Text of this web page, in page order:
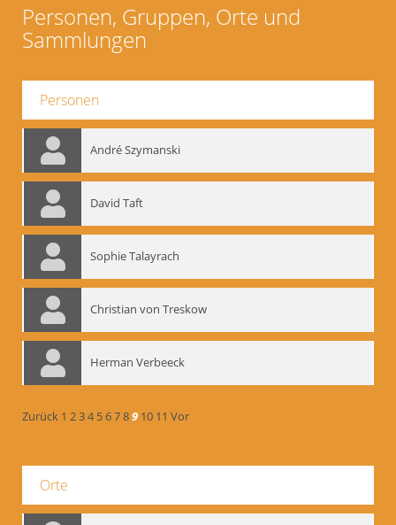
Personen, Gruppen, Orte und
Sammlungen
Personen
André Szymanski
David Taft
Sophie Talayrach
Christian von Treskow
Herman Verbeeck
Zurück 1 234 56789 10 11 Vor
Orte